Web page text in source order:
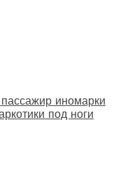
иномарки
под ноги